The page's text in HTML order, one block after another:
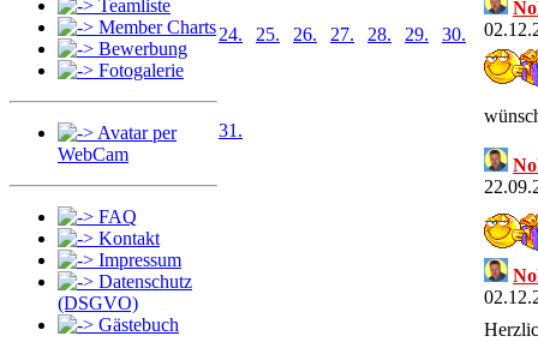
Teamliste
Member Charts
Bewerbung
Fotogalerie
Avatar per
WebCam
FAQ
Kontakt
Impressum
Datenschutz
(DSGVO)
Gästebuch
24. 25. 26. 27. 28. 29. 30.
31.